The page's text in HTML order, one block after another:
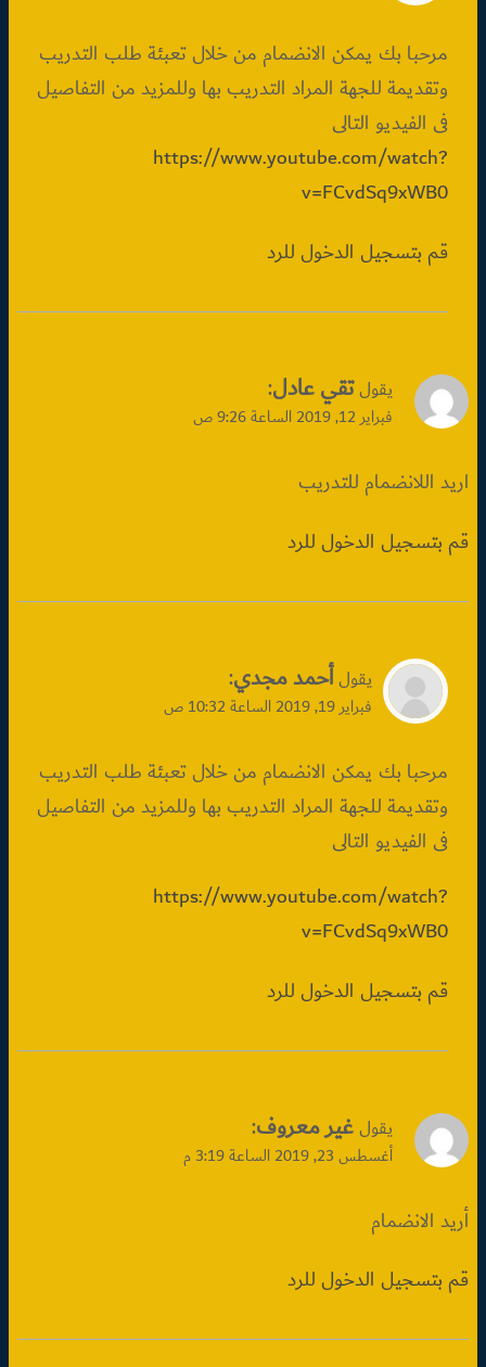
مرحبا بك يمكن الانضمام من خلال تعبئة طلب التدريب
وتقديمة للجهة المراد التدريب بها وللمزيد من التفاصيل
فى الفيديو التالى
https://www.youtube.com/watch?
v=FCvdSq9xWB0
قم بتسجيل الدخول للرد
يقولتقي عادل:
فبراير 12, 2019 الساعة 9:26 ص
اريد اللانضمام للتدريب
قم بتسجيل الدخول للرد
يقولأحمد مجدي:
فبراير 19, 2019 الساعة 10:32 ص
مرحبا بك يمكن الانضمام من خلال تعبئة طلب التدريب
وتقديمة للجهة المراد التدريب بها وللمزيد من التفاصيل
فى الفيديو التالى
https://www.youtube.com/watch?
v=FCvdSq9xWB0
قم بتسجيل الدخول للرد
يقولغير معروف:
أغسطس 23, 2019 الساعة 3:19 م
أريد الانضمام
قم بتسجيل الدخول للرد